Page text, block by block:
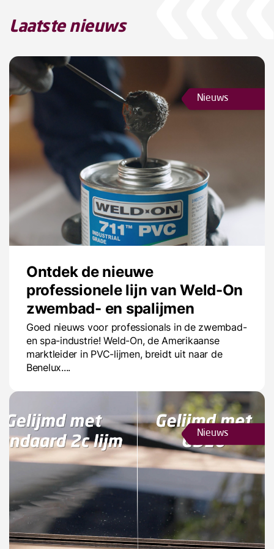
Laatste nieuws
Nieuws
Ontdek de nieuwe
professionele lijn van Weld-On
zwembad- en spalijmen
Goed nieuws voor professionals in de zwembad-
en spa-industrie! Weld-On, de Amerikaanse
marktleider in PVC-lijmen, breidt uit naar de
Benelux....
Nieuws